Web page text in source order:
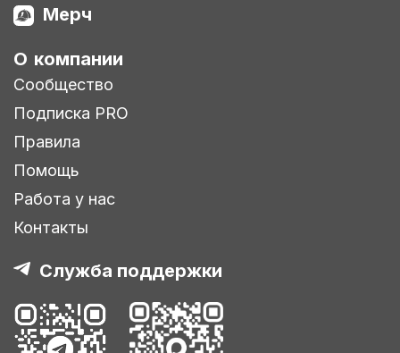
Мерч
О компании
Сообщество
Подписка PRO
Правила
Помощь
Работа у нас
Контакты
Служба поддержки